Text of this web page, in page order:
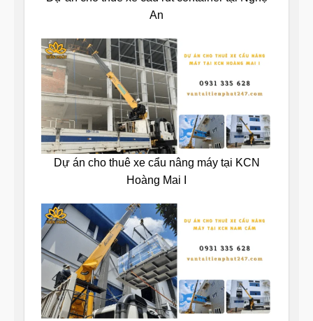
An
Dự án cho thuê xe cẩu nâng máy tại KCN
Hoàng Mai I